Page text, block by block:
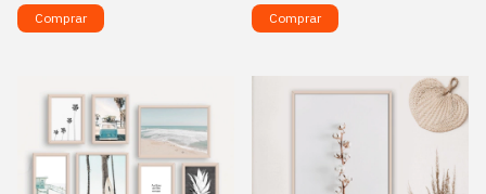
Comprar Comprar